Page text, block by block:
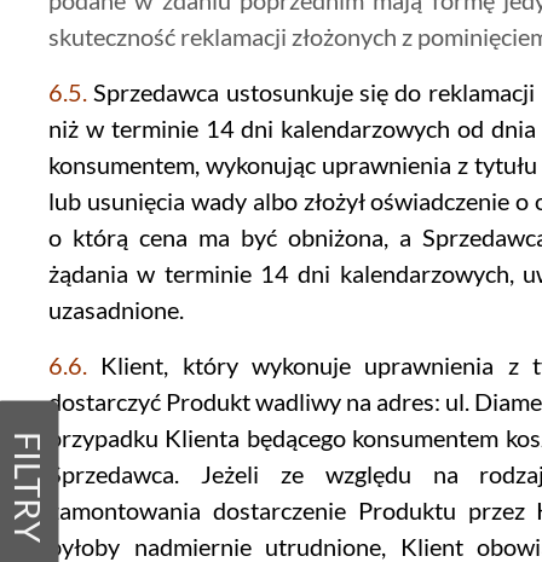
FILTRY
skuteczność reklamacji złożonych z
6.5. Sprzedawca ustosunkuje się do
niż w terminie 14 dni kalendarzowych od dnia
konsumentem, wykonując uprawnienia z
lub usunięcia wady albo złożył oświadczenie
o którą cena ma być obniżona, a
żądania w terminie 14 dni kalendarzowych,
uzasadnione.
6.6. Klient, który wykonuje uprawnienia z
dostarczyć Produkt wadliwy na adres: ul.
przypadku Klienta będącego konsumentem
Sprzedawca. Jeżeli ze względu na
zamontowania dostarczenie Produktu przez
byłoby nadmiernie utrudnione, Klient